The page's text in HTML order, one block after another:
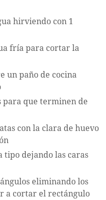
hirviendo con 1
fría para cortar la
un paño de cocina
para que terminen de
con la clara de huevo
tipo dejando las caras
eliminando los
a cortar el rectángulo